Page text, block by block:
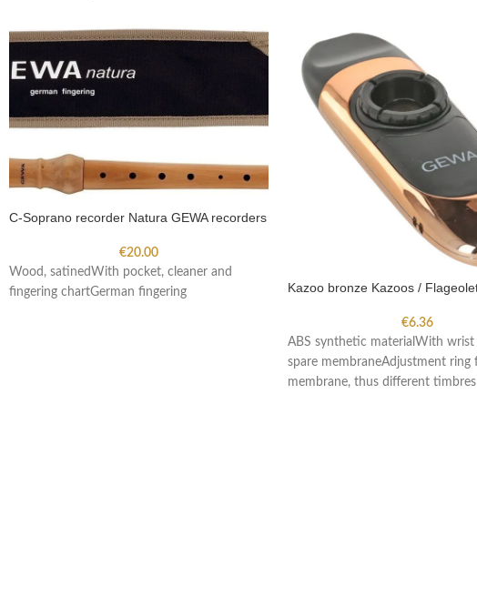
C-Soprano recorder Natura GEWA recorders
€20.00
Wood, satinedWith pocket, cleaner and
fingering chartGerman fingering
Kazoo bronze Kazoos /
€6.36
ABS synthetic materialWith wrist
spare membraneAdjustment ring
membrane, thus different timbres